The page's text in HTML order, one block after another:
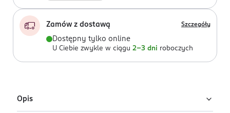
Zamów z dostawą Szczegóły
Dostępny tylko online
U Ciebie zwykle w ciągu 2-3 dni roboczych
Opis